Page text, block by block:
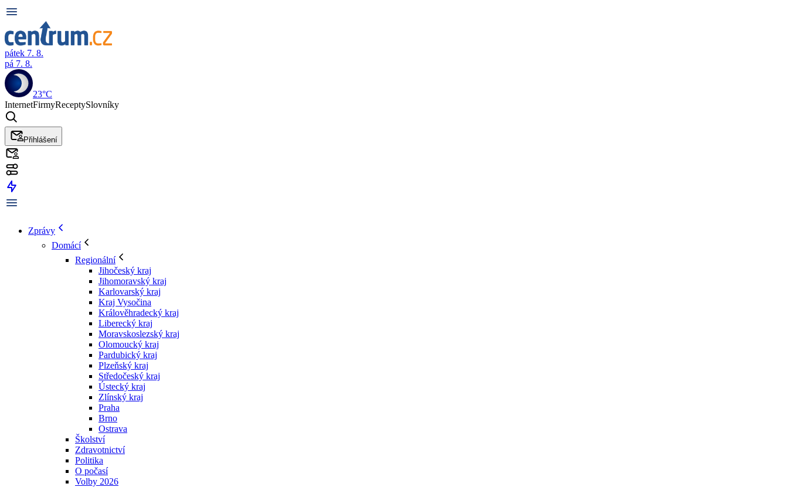
pátek 7. 8.
pá 7. 8.
23°C
InternetFirmyReceptySlovníky
Přihlášení
Zprávy
Domácí
Regionální
Jihočeský kraj
Jihomoravský kraj
Karlovarský kraj
Kraj Vysočina
Králověhradecký kraj
Liberecký kraj
Moravskoslezský kraj
Olomoucký kraj
Pardubický kraj
Plzeňský kraj
Středočeský kraj
Ústecký kraj
Zlínský kraj
Praha
Brno
Ostrava
Školství
Zdravotnictví
Politika
O počasí
Volby 2026